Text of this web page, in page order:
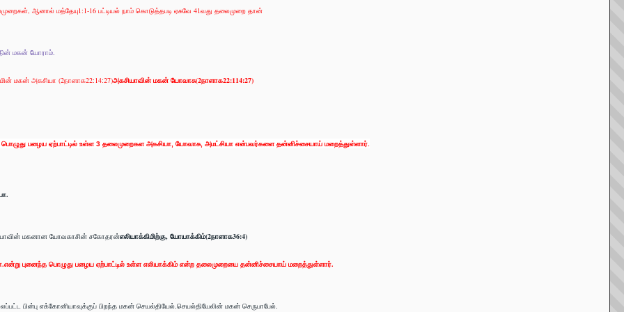
ஆனால் மத்தேயு1:1-16 பட்டியல் நாம் கொடுத்தபடி ஏசுவே 41வது தலைமுறை தான்
மகன் யோராம்.
மகன் அகசியா (2நாளாக22:14:27)அகசியாவின் மகன் யோவாசு(2நாளாக22:114:27)
பொழுது பழைய ஏற்பாட்டில் உள்ள 3 தலைமுறைகள அகசியா, யோவாசு, அமட்சியா என்பவர்களை தன்னிச்சையாய் மறைத்துள்ளார்.
மகனான யோவகாசின் சகோதரன்எலியாக்கிமிற்கு, யோயாக்கிம்(2நாளாக36:4)
புனைந்த பொழுது பழைய ஏற்பாட்டில் உள்ள எலியாக்கிம் என்ற தலைமுறையை தன்னிச்சையாய் மறைத்துள்ளார்.
பின்பு எக்கோனியாவுக்குப் பிறந்த மகன் செயல்தியேல்.செயல்தியேலின் மகன் செருபாபேல்.